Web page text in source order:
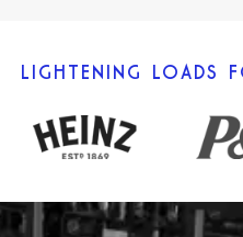
LIGHTENING LOADS